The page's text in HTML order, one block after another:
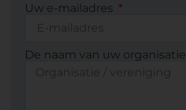
Uw e-mailadres
De naam van uw organisatie